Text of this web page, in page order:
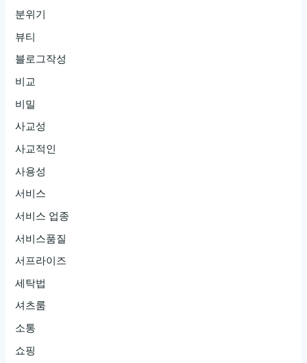
분위기
뷰티
블로그작성
비교
비밀
사교성
사교적인
사용성
서비스
서비스 업종
서비스품질
서프라이즈
세탁법
셔츠룸
소통
쇼핑